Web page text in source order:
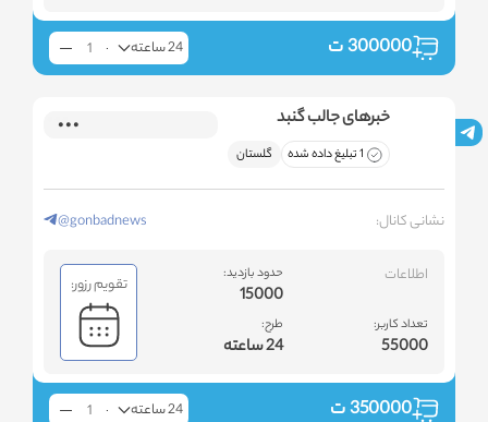
300000ت 24 ساعته
خبرهای جالب گنبد
1 تبلیغ داده شده گلستان
نشانی کانال: @gonbadnews
اطلاعات
تعداد کاربر:
55000
حدود بازدید:
15000
طرح:
24 ساعته
تقویم رزور:
350000ت 24 ساعته